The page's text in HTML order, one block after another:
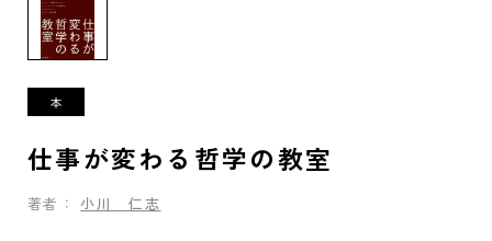
仕事が変わる哲学の教室
著者： 小川 仁志